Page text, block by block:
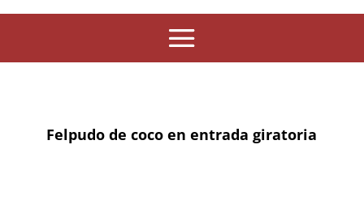
Felpudo de coco en entrada giratoria